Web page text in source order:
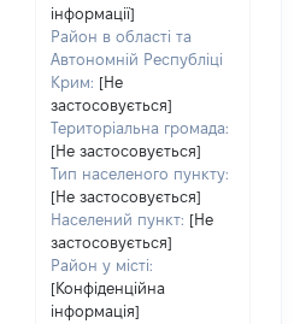
інформації]
Район в області та
Автономній Республіці
Крим: [Не
застосовується]
Територіальна громада:
[Не застосовується]
Тип населеного пункту:
[Не застосовується]
Населений пункт: [Не
застосовується]
Район у місті:
[Конфіденційна
інформація]